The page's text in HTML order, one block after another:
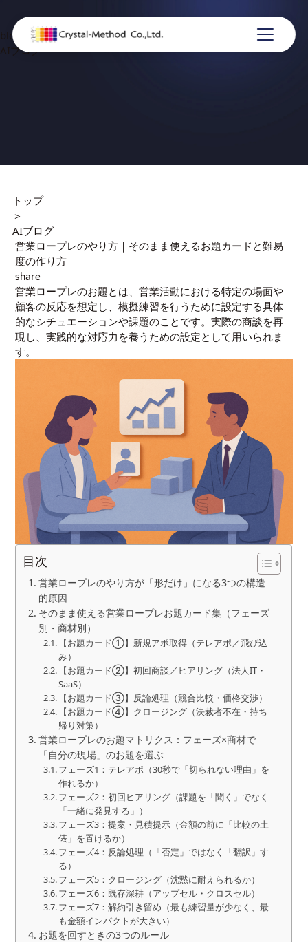
blog
AIブログ
トップ
＞
AIブログ
営業ロープレのやり方｜そのまま使えるお題カードと難易
度の作り方
share
営業ロープレのお題とは、営業活動における特定の場面や
顧客の反応を想定し、模擬練習を行うために設定する具体
的なシチュエーションや課題のことです。実際の商談を再
現し、実践的な対応力を養うための設定として用いられま
す。
目次
営業ロープレのやり方が「形だけ」になる3つの構造
的原因
そのまま使える営業ロープレお題カード集（フェーズ
別・商材別）
【お題カード①】新規アポ取得（テレアポ／飛び込
み）
【お題カード②】初回商談／ヒアリング（法人IT・
SaaS）
【お題カード③】反論処理（競合比較・価格交渉）
【お題カード④】クロージング（決裁者不在・持ち
帰り対策）
営業ロープレのお題マトリクス：フェーズ×商材で
「自分の現場」のお題を選ぶ
フェーズ1：テレアポ（30秒で「切られない理由」を
作れるか）
フェーズ2：初回ヒアリング（課題を「聞く」でなく
「一緒に発見する」）
フェーズ3：提案・見積提示（金額の前に「比較の土
俵」を置けるか）
フェーズ4：反論処理（「否定」ではなく「翻訳」す
る）
フェーズ5：クロージング（沈黙に耐えられるか）
フェーズ6：既存深耕（アップセル・クロスセル）
フェーズ7：解約引き留め（最も練習量が少なく、最
も金額インパクトが大きい）
お題を回すときの3つのルール